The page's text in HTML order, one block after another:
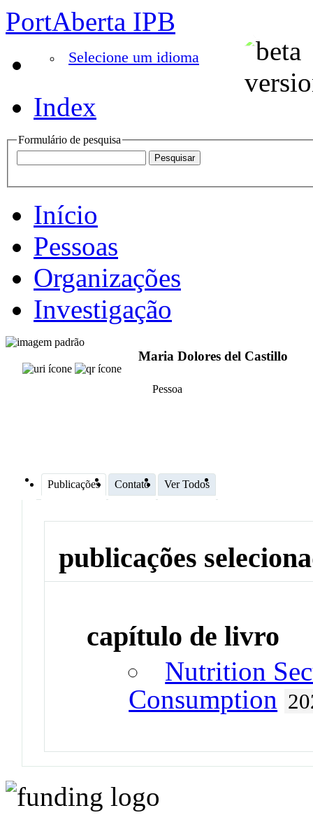
PortAberta IPB
Selecione um idioma
Index
Formulário de pesquisa
Início
Pessoas
Organizações
Investigação
Maria Dolores del Castillo
Pessoa
Publicações Contato Ver Todos
publicações
capítulo de livro
Nutrition
Consumption